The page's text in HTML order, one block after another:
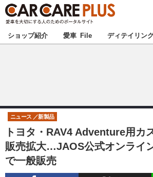
★カーケアプラス認定★ 厳選プロショ
甲信越
東海
中国
ショップ紹介 愛車 File ディテイリン
トヨタ・RAV4 Adventure用カ
販売拡大…JAOS公式オンライ
で一般販売
ニュース 新製品